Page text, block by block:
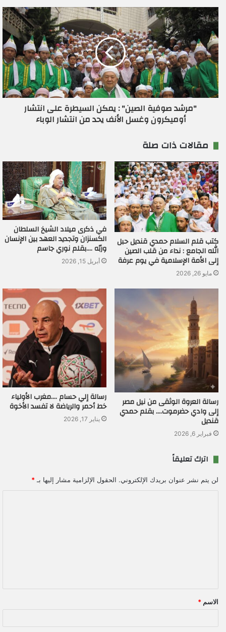
"مرشد صوفية الصين" : يمكن السيطرة على انتشار
أوميكرون وغسل الأنف يحد من انتشار الوباء
مقالات ذات صلة
كتب قلم السلام حمدي قنديل حبل
الله الجامع : نداء من قلب الصين
إلى الأمة الإسلامية في يوم عرفة
مايو 26, 2026
في ذكرى ميلاد الشيخ السلطان
الكسنزان وتجديد العهد بين الإنسان
وربّه ….بقلم نوري جاسم
أبريل 15, 2026
رسالة العروة الوثقى من نيل مصر
إلى وادي حضرموت…. بقلم حمدي
قنديل
فبراير 6, 2026
رسالة إلي حسام ….مغرب الأولياء
خط أحمر والرياضة لا تفسد الأخوة
يناير 17, 2026
اترك تعليقاً
لن يتم نشر عنوان بريدك الإلكتروني. الحقول الإلزامية مشار إليها بـ *
ق
*
الاسم *